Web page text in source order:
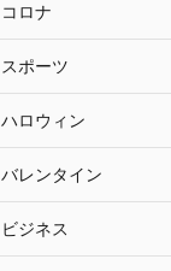
コロナ
スポーツ
ハロウィン
バレンタイン
ビジネス